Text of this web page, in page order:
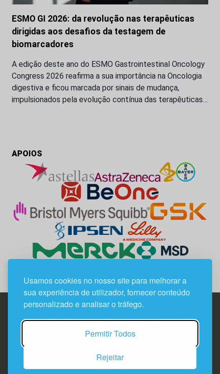
Usamos cookies no nosso site para melhorar a
sua experiência de utilizador, fornecer conteúdo
personalizado e analisar o tráfego.
Permitir Todos
Rejeitar
ESMO GI 2026: da revolução nas terapêuticas
dirigidas aos desafios da testagem de
biomarcadores
A edição deste ano do ESMO Gastrointestinal Oncology
Congress 2026 reafirma a sua importância na Oncologia
digestiva e ficou marcada por sinais de mudança,
impulsionados pela evolução contínua das terapêuticas…
APOIOS
Edif. Lisboa Oriente | Av. Infante D. Henrique, n.º 333H, esc.
1800-282 Lisboa | Portugal